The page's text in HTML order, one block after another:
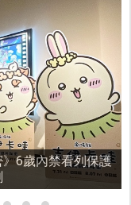
資優教育的核心，